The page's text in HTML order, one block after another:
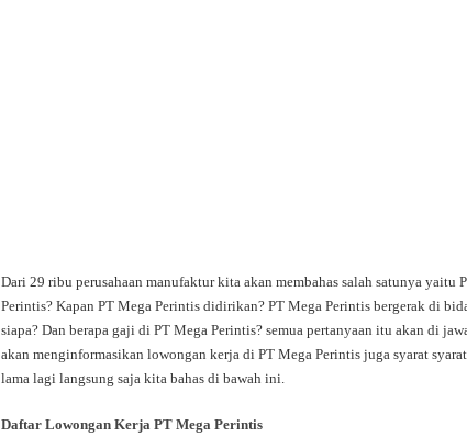
Dari 29 ribu perusahaan manufaktur kita akan membahas salah satunya yaitu
Perintis? Kapan PT Mega Perintis didirikan? PT Mega Perintis bergerak di
siapa? Dan berapa gaji di PT Mega Perintis? semua pertanyaan itu akan di
akan menginformasikan lowongan kerja di PT Mega Perintis juga syarat
lama lagi langsung saja kita bahas di bawah ini.
Daftar Lowongan Kerja PT Mega Perintis